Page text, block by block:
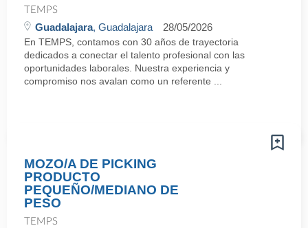
TEMPS
Guadalajara, Guadalajara 28/05/2026
En TEMPS, contamos con 30 años de trayectoria
dedicados a conectar el talento profesional con las
oportunidades laborales. Nuestra experiencia y
compromiso nos avalan como un referente ...
MOZO/A DE PICKING
PRODUCTO
PEQUEÑO/MEDIANO DE
PESO
TEMPS